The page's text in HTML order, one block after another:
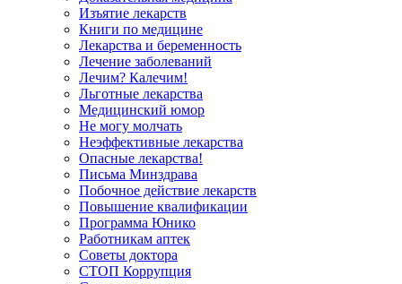
Изъятие лекарств
Книги по медицине
Лекарства и беременность
Лечение заболеваний
Лечим? Калечим!
Льготные лекарства
Медицинский юмор
Не могу молчать
Неэффективные лекарства
Опасные лекарства!
Письма Минздрава
Побочное действие лекарств
Повышение квалификации
Программа Юнико
Работникам аптек
Советы доктора
СТОП Коррупция